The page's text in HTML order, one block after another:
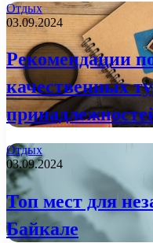
Отдых
03.09.2024
Рекомендации
качественных
Отдых
03.09.2024
Топ мест для
Байкале